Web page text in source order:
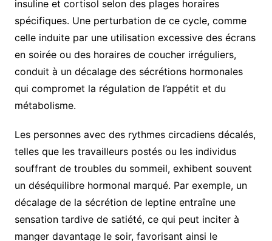
insuline et cortisol selon des plages horaires
spécifiques. Une perturbation de ce cycle, comme
celle induite par une utilisation excessive des écrans
en soirée ou des horaires de coucher irréguliers,
conduit à un décalage des sécrétions hormonales
qui compromet la régulation de l’appétit et du
métabolisme.
Les personnes avec des rythmes circadiens décalés,
telles que les travailleurs postés ou les individus
souffrant de troubles du sommeil, exhibent souvent
un déséquilibre hormonal marqué. Par exemple, un
décalage de la sécrétion de leptine entraîne une
sensation tardive de satiété, ce qui peut inciter à
manger davantage le soir, favorisant ainsi le